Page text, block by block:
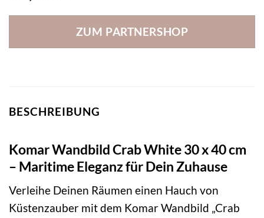
ZUM PARTNERSHOP
BESCHREIBUNG
Komar Wandbild Crab White 30 x 40 cm
– Maritime Eleganz für Dein Zuhause
Verleihe Deinen Räumen einen Hauch von
Küstenzauber mit dem Komar Wandbild „Crab